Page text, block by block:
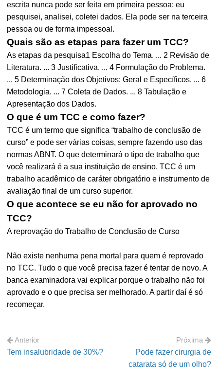
escrita nunca pode ser feita em primeira pessoa: eu
pesquisei, analisei, coletei dados. Ela pode ser na terceira
pessoa ou de forma impessoal.
Quais são as etapas para fazer um TCC?
As etapas da pesquisa1 Escolha do Tema. ... 2 Revisão de
Literatura. ... 3 Justificativa. ... 4 Formulação do Problema.
... 5 Determinação dos Objetivos: Geral e Específicos. ... 6
Metodologia. ... 7 Coleta de Dados. ... 8 Tabulação e
Apresentação dos Dados.
O que é um TCC e como fazer?
TCC é um termo que significa “trabalho de conclusão de
curso” e pode ser várias coisas, sempre fazendo uso das
normas ABNT. O que determinará o tipo de trabalho que
você realizará é a sua instituição de ensino. TCC é um
trabalho acadêmico de caráter obrigatório e instrumento de
avaliação final de um curso superior.
O que acontece se eu não for aprovado no
TCC?
A reprovação do Trabalho de Conclusão de Curso
Não existe nenhuma pena mortal para quem é reprovado
no TCC. Tudo o que você precisa fazer é tentar de novo. A
banca examinadora vai explicar porque o trabalho não foi
aprovado e o que precisa ser melhorado. A partir daí é só
recomeçar.
Anterior
Tem insalubridade de 30%?
Próxima
Pode fazer cirurgia de
catarata só de um olho?